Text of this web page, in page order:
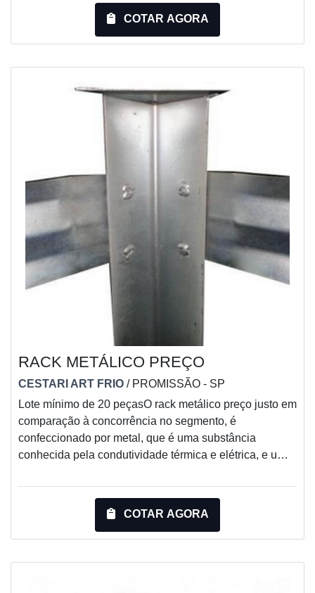
carro hidráulico, e bandejas intermediárias que se
encaixam na base formando módulos de alturas
variáveis, de acordo com cada necessidade.O produto
COTAR AGORA
RACK METÁLICO PREÇO
CESTARI ART FRIO / PROMISSÃO - SP
Lote mínimo de 20 peçasO rack metálico preço justo em
comparação à concorrência no segmento, é
confeccionado por metal, que é uma substância
conhecida pela condutividade térmica e elétrica, e uma
estável, ou seja, apresenta um eficiente desempenho
para o cliente que procura por um material resistente e
leve.O rack é utilizado nas mais diferentes indústrias do
segmento. O produto é resistente, soldado e que atende
COTAR AGORA